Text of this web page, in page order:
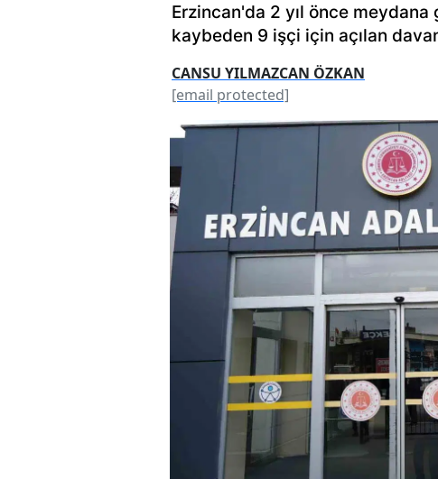
Erzincan'da 2 yıl önce meydana
kaybeden 9 işçi için açılan
CANSU YILMAZCAN ÖZKAN
[email protected]